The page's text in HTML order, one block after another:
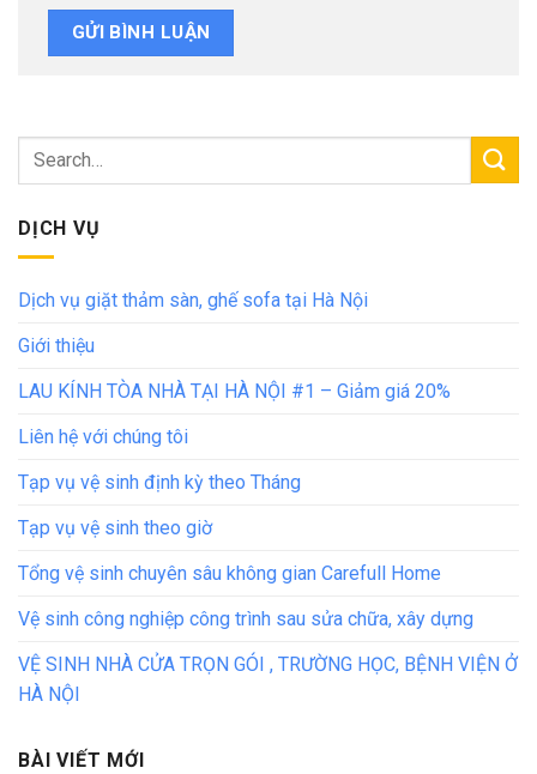
DỊCH VỤ
Dịch vụ giặt thảm sàn, ghế sofa tại Hà Nội
Giới thiệu
LAU KÍNH TÒA NHÀ TẠI HÀ NỘI #1 – Giảm giá 20%
Liên hệ với chúng tôi
Tạp vụ vệ sinh định kỳ theo Tháng
Tạp vụ vệ sinh theo giờ
Tổng vệ sinh chuyên sâu không gian Carefull Home
Vệ sinh công nghiệp công trình sau sửa chữa, xây dựng
VỆ SINH NHÀ CỬA TRỌN GÓI , TRƯỜNG HỌC, BỆNH VIỆN Ở
HÀ NỘI
BÀI VIẾT MỚI